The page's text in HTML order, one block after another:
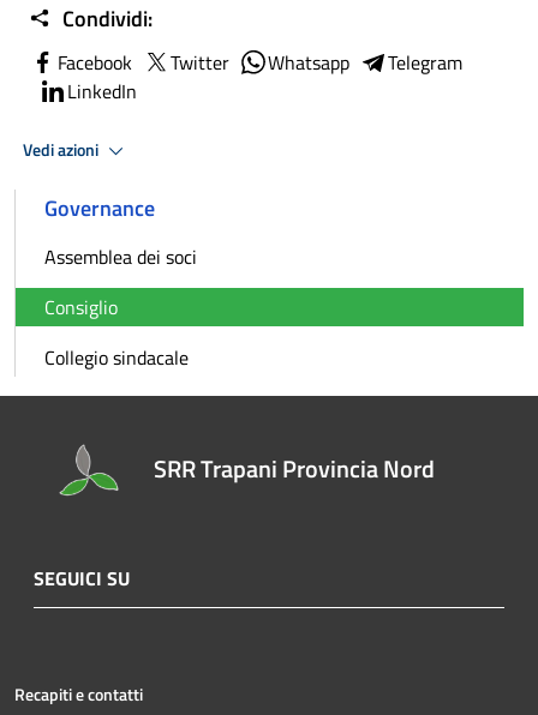
Condividi:
Facebook Twitter Whatsapp
Telegram
LinkedIn
Vedi azioni
Governance
Assemblea dei soci
Consiglio
Collegio sindacale
SRR Trapani Provincia Nord
SEGUICI SU
Recapiti e contatti